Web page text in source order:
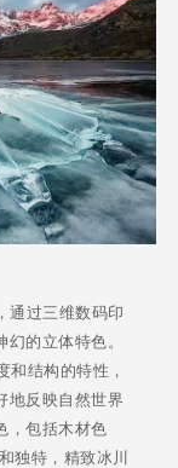
通过三维数码印
的立体特色。
结构的特性，
地反映自然世界
，包括木材色
独特，精致冰川